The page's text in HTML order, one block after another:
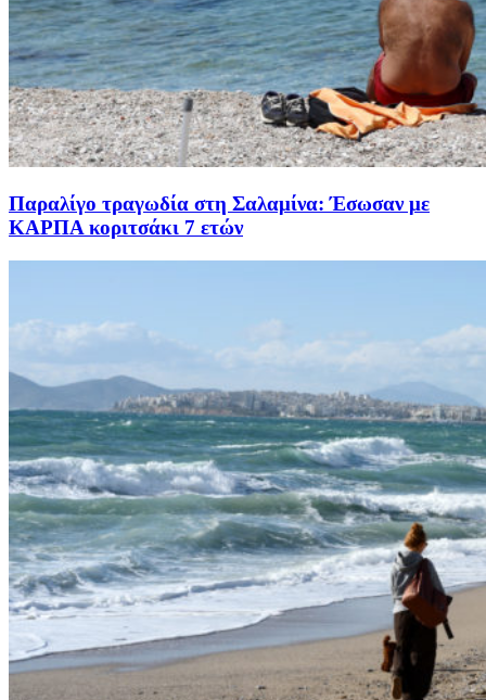
Παραλίγο τραγωδία στη Σαλαμίνα: Έσωσαν με
ΚΑΡΠΑ κοριτσάκι 7 ετών